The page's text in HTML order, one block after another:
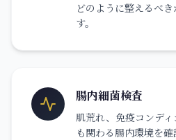
どのように整えるべ
す。
腸内細菌検査
肌荒れ、免疫コンデ
も関わる腸内環境を